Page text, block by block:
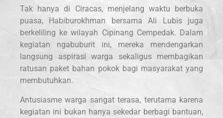
Tak hanya di Ciracas, menjelang waktu berbuka
puasa, Habiburokhman bersama Ali Lubis juga
berkeliling ke wilayah Cipinang Cempedak. Dalam
kegiatan ngabuburit ini, mereka mendengarkan
langsung aspirasi warga sekaligus membagikan
ratusan paket bahan pokok bagi masyarakat yang
membutuhkan.
Antusiasme warga sangat terasa, terutama karena
kegiatan ini bukan hanya sekedar berbagi bantuan,